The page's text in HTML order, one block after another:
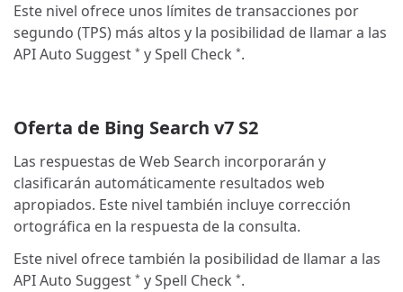
Este nivel ofrece unos límites de transacciones por
segundo (TPS) más altos y la posibilidad de llamar a las
API Auto Suggest * y Spell Check *.
Oferta de Bing Search v7 S2
Las respuestas de Web Search incorporarán y
clasificarán automáticamente resultados web
apropiados. Este nivel también incluye corrección
ortográfica en la respuesta de la consulta.
Este nivel ofrece también la posibilidad de llamar a las
API Auto Suggest * y Spell Check *.